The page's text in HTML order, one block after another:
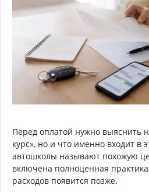
Перед оплатой нужно выяснить
курс», но и что именно входит в
автошколы называют похожую
включена полноценная
расходов появится позже.